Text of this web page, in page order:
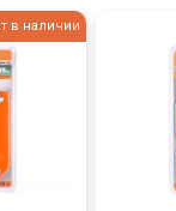
в наличии